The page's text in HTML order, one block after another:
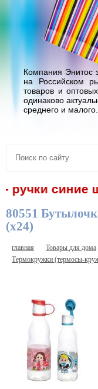
Компания Энитос
на Российском
товаров и
одинаково
среднего и малого.
ручки синие
80551
(х24)
главная Товары для дома
Термокружки (термосы-